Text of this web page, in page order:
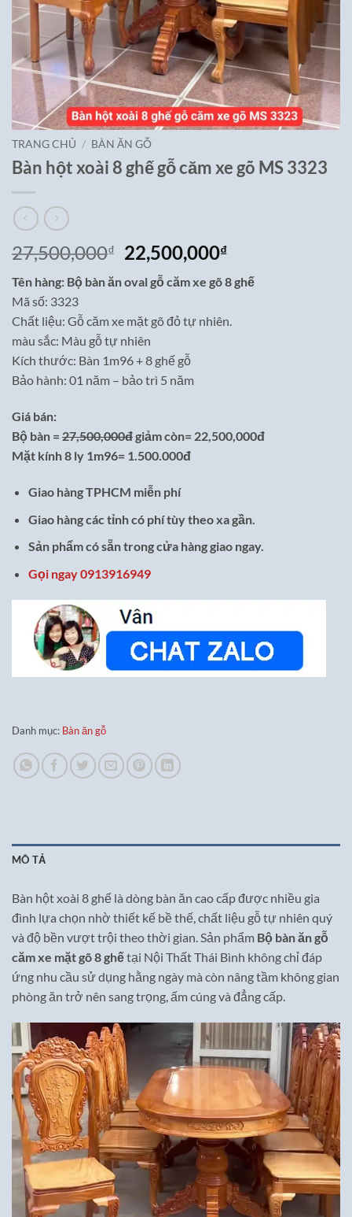
TRANG CHỦ / BÀN ĂN GỖ
Bàn hột xoài 8 ghế gỗ căm xe gõ MS 3323
27,500,000₫
Giá
gốc
là:
22,500,000₫Giá
hiện
tại
22,500,000₫.
Tên hàng: Bộ bàn ăn oval gỗ căm xe gõ 8 ghế
Mã số: 3323
Chất liệu: Gỗ căm xe mặt gõ đỏ tự nhiên.
màu sắc: Màu gỗ tự nhiên
Kích thước: Bàn 1m96 + 8 ghế gỗ
Bảo hành: 01 năm – bảo trì 5 năm
Giá bán:
Bộ bàn =27,500,000đgiảm còn= 22,500,000đ
Mặt kính 8 ly 1m96= 1.500.000đ
Giao hàng TPHCM miễn phí
Giao hàng các tỉnh có phí tùy theo xa gần.
Sản phẩm có sẵn trong cửa hàng giao ngay.
Gọi ngay 0913916949
Danh mục: Bàn ăn gỗ
MÔ TẢ
Bàn hột xoài 8 ghế là dòng bàn ăn cao cấp được nhiều gia
đình lựa chọn nhờ thiết kế bề thế, chất liệu gỗ tự nhiên quý
và độ bền vượt trội theo thời gian. Sản phẩm Bộ bàn ăn gỗ
căm xe mặt gõ 8 ghếtại Nội Thất Thái Bình không chỉ đáp
ứng nhu cầu sử dụng hằng ngày mà còn nâng tầm không gian
phòng ăn trở nên sang trọng, ấm cúng và đẳng cấp.